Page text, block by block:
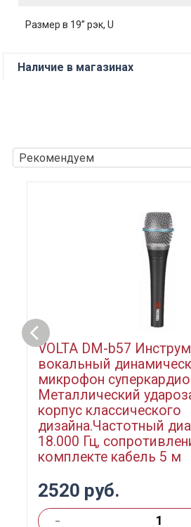
Размер в 19’’ рэк, U
Наличие в магазинах
Рекомендуем
VOLTA DM-b57
вокальный
микрофон
Металлический
корпус классического
дизайна.Частотный
18.000 Гц,
комплекте кабель 5 м
2520 руб.
-